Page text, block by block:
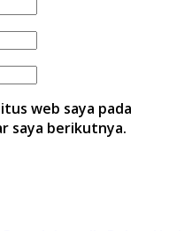
web saya pada
saya berikutnya.